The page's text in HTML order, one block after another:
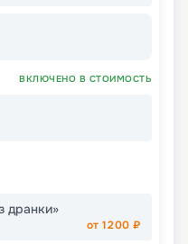
ВКЛЮЧЕНО В СТОИМОСТЬ
дранки»
от1200 ₽